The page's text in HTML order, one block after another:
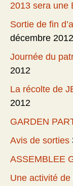
2013 sera une
Sortie de fin
décembre 2012
Journée du
2012
La récolte de
2012
GARDEN
Avis de sorties
ASSEMBLEE
Une activité de